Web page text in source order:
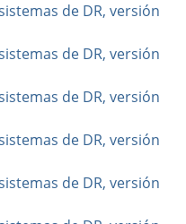
de DR, versión
de DR, versión
de DR, versión
de DR, versión
de DR, versión